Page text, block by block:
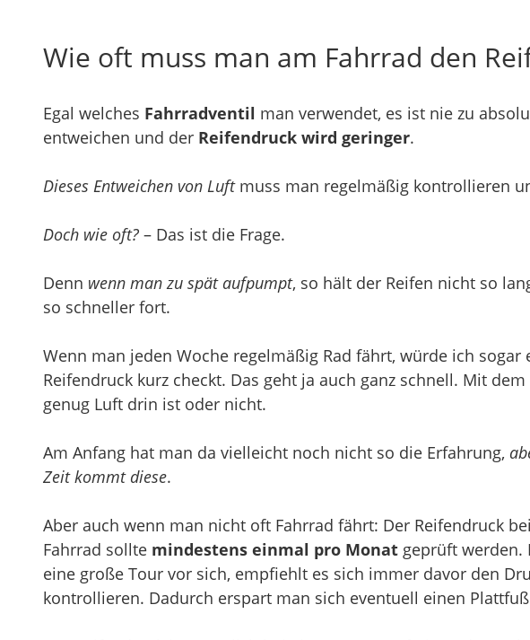
Wie oft muss man am Fahrrad den
Egal welches Fahrradventil man verwendet, es ist nie zu
entweichen und der Reifendruck wird geringer.
Dieses Entweichen von Luftmuss man regelmäßig kontrollieren
Doch wie oft? – Das ist die Frage.
Denn wenn man zu spät aufpumpt, so hält der Reifen nicht so
so schneller fort.
Wenn man jeden Woche regelmäßig Rad fährt, würde ich sogar
Reifendruck kurz checkt. Das geht ja auch ganz schnell. Mit
genug Luft drin ist oder nicht.
Am Anfang hat man da vielleicht noch nicht so die Erfahrung,
Zeit kommt diese.
Aber auch wenn man nicht oft Fahrrad fährt: Der Reifendruck
Fahrrad sollte mindestens einmal pro Monat geprüft werden.
eine große Tour vor sich, empfiehlt es sich immer davor den
kontrollieren. Dadurch erspart man sich eventuell einen